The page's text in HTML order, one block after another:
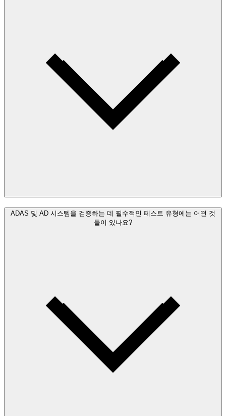
ADAS 및 AD 시스템을 검증하는 데 필수적인 테스트 유형에는 어떤 것
들이 있나요?